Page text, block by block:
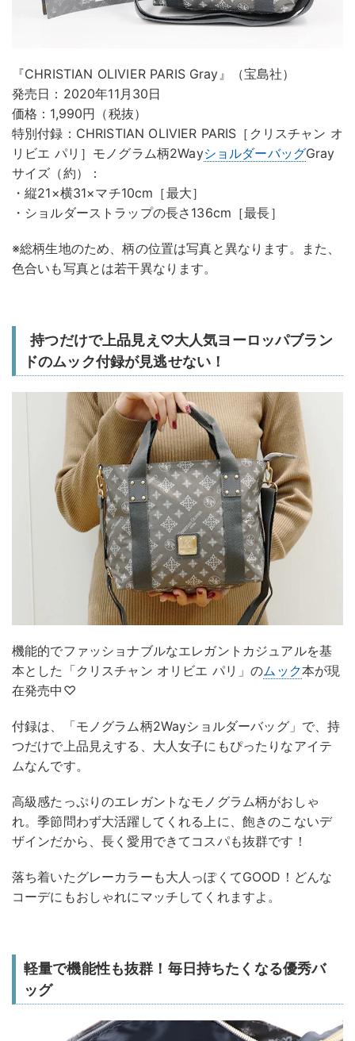
『CHRISTIAN OLIVIER PARIS Gray』（宝島社）
発売日：2020年11月30日
価格：1,990円（税抜）
特別付録：CHRISTIAN OLIVIER PARIS［クリスチャン オ
リビエ パリ］モノグラム柄2WayショルダーバッグGray
サイズ（約）：
・縦21×横31×マチ10cm［最大］
・ショルダーストラップの長さ136cm［最長］
※総柄生地のため、柄の位置は写真と異なります。また、
色合いも写真とは若干異なります。
持つだけで上品見え♡大人気ヨーロッパブラン
ドのムック付録が見逃せない！
機能的でファッショナブルなエレガントカジュアルを基
本とした「クリスチャン オリビエ パリ」のムック本が現
在発売中♡
付録は、「モノグラム柄2Wayショルダーバッグ」で、持
つだけで上品見えする、大人女子にもぴったりなアイテ
ムなんです。
高級感たっぷりのエレガントなモノグラム柄がおしゃ
れ。季節問わず大活躍してくれる上に、飽きのこないデ
ザインだから、長く愛用できてコスパも抜群です！
落ち着いたグレーカラーも大人っぽくてGOOD！どんな
コーデにもおしゃれにマッチしてくれますよ。
軽量で機能性も抜群！毎日持ちたくなる優秀バ
ッグ